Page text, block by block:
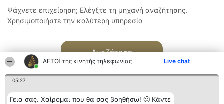
ΑΕΤΟΊ της κινητής τηλεφωνίας Live chat
05:27
Γεια σας. Χαίρομαι που θα σας βοηθήσω! 🙂 Κάντε
Ψάχνετε επιχείρηση; Ελέγξτε τη μηχανή αναζήτησης.
Χρησιμοποιήστε την καλύτερη υπηρεσία
Αναζήτηση